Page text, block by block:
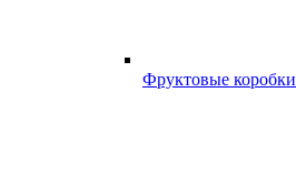
Фруктовые коробки